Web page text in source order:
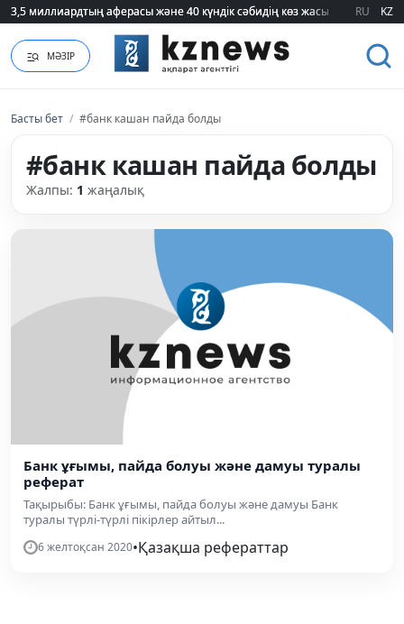
3,5 миллиардтың аферасы және 40 күндік сәбидің көз жасы:
3,5 миллиардтың аферасы және 40 күндік сәбидің көз жасы: RU KZ
МӘЗІР
Басты бет / #банк кашан пайда болды
#банк кашан пайда болды
Жалпы: 1 жаңалық
Банк ұғымы, пайда болуы және дамуы туралы
реферат
Тақырыбы: Банк ұғымы, пайда болуы және дамуы Банк
туралы түрлі-түрлі пікірлер айтыл...
6 желтоқсан 2020•Қазақша рефераттар